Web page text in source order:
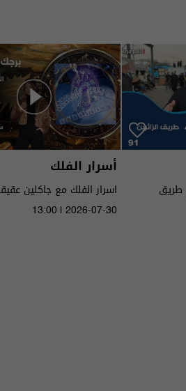
طريق
أسرار الفلك
الى ٧ آب ٢٠٢٦ | 2026
13:00 | 2026-07-30